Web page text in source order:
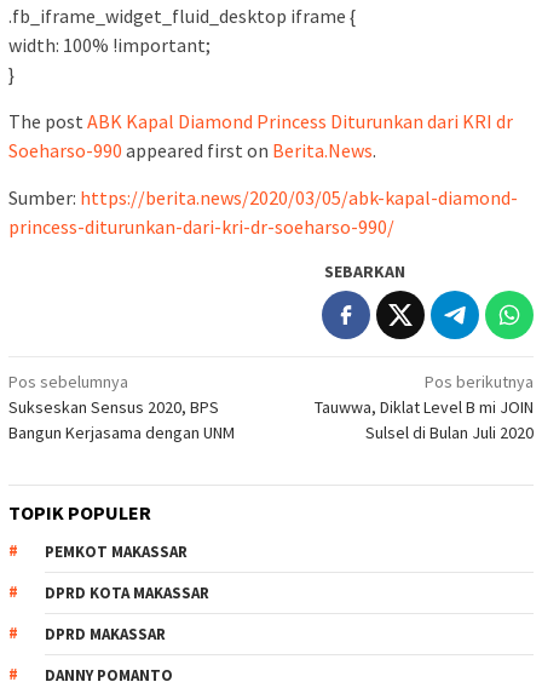
.fb_iframe_widget_fluid_desktop iframe {
width: 100% !important;
}
The post ABK Kapal Diamond Princess Diturunkan dari KRI dr
Soeharso-990 appeared first on Berita.News.
Sumber: https://berita.news/2020/03/05/abk-kapal-diamond-
princess-diturunkan-dari-kri-dr-soeharso-990/
SEBARKAN
Navigasi
pos
Pos sebelumnya
Sukseskan Sensus 2020, BPS
Bangun Kerjasama dengan UNM
Pos berikutnya
Tauwwa, Diklat Level B mi JOIN
Sulsel di Bulan Juli 2020
TOPIK POPULER
PEMKOT MAKASSAR
DPRD KOTA MAKASSAR
DPRD MAKASSAR
DANNY POMANTO